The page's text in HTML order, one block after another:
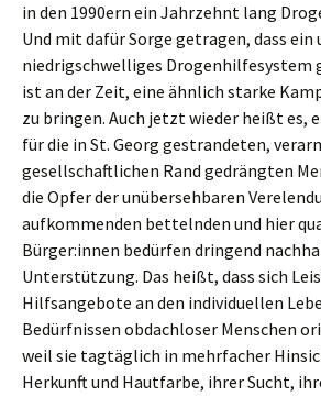
in den 1990ern ein Jahrzehnt lang
Und mit dafür Sorge getragen, dass ein
niedrigschwelliges Drogenhilfesystem
ist an der Zeit, eine ähnlich starke
zu bringen. Auch jetzt wieder heißt es,
für die in St. Georg gestrandeten,
gesellschaftlichen Rand gedrängten
die Opfer der unübersehbaren
aufkommenden bettelnden und hier
Bürger:innen bedürfen dringend
Unterstützung. Das heißt, dass sich
Hilfsangebote an den individuellen
Bedürfnissen obdachloser Menschen
weil sie tagtäglich in mehrfacher
Herkunft und Hautfarbe, ihrer Sucht,